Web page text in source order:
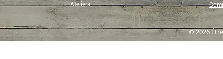
Ateliers
© 2026